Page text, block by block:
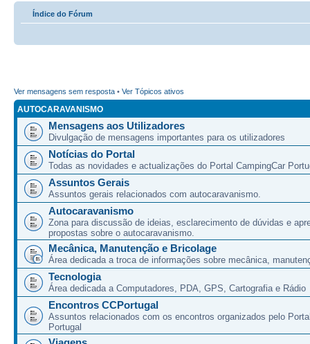
Índice do Fórum
Ver mensagens sem resposta • Ver Tópicos ativos
AUTOCARAVANISMO
Mensagens aos Utilizadores
Divulgação de mensagens importantes para os utilizadores
Notícias do Portal
Todas as novidades e actualizações do Portal CampingCar
Assuntos Gerais
Assuntos gerais relacionados com autocaravanismo.
Autocaravanismo
Zona para discussão de ideias, esclarecimento de dúvidas e
propostas sobre o autocaravanismo.
Mecânica, Manutenção e Bricolage
Área dedicada a troca de informações sobre mecânica,
Tecnologia
Área dedicada a Computadores, PDA, GPS, Cartografia e Rádio
Encontros CCPortugal
Assuntos relacionados com os encontros organizados pelo
Portugal